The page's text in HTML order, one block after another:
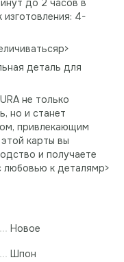
до 2 часов в
4-
деталь для
не только
но и станет
привлекающим
карты вы
и получаете
любовью к деталямp>
Новое
Шпон